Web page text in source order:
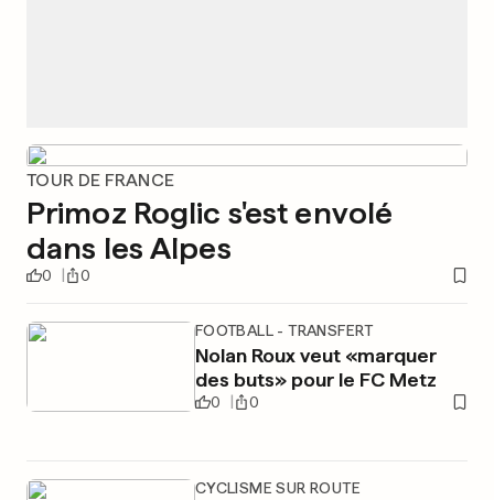
TOUR DE FRANCE
Primoz Roglic s'est envolé
dans les Alpes
0 0
FOOTBALL - TRANSFERT
Nolan Roux veut «marquer
des buts» pour le FC Metz
0 0
CYCLISME SUR ROUTE